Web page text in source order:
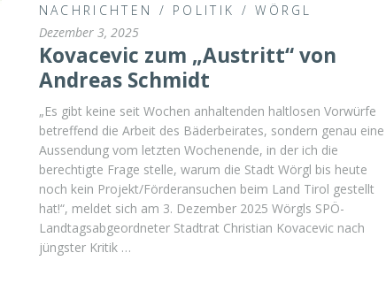
NACHRICHTEN / POLITIK /WÖRGL
Dezember 3, 2025
Kovacevic zum „Austritt“ von
Andreas Schmidt
„Es gibt keine seit Wochen anhaltenden haltlosen Vorwürfe
betreffend die Arbeit des Bäderbeirates, sondern genau eine
Aussendung vom letzten Wochenende, in der ich die
berechtigte Frage stelle, warum die Stadt Wörgl bis heute
noch kein Projekt/Förderansuchen beim Land Tirol gestellt
hat!“, meldet sich am 3. Dezember 2025 Wörgls SPÖ-
Landtagsabgeordneter Stadtrat Christian Kovacevic nach
jüngster Kritik …